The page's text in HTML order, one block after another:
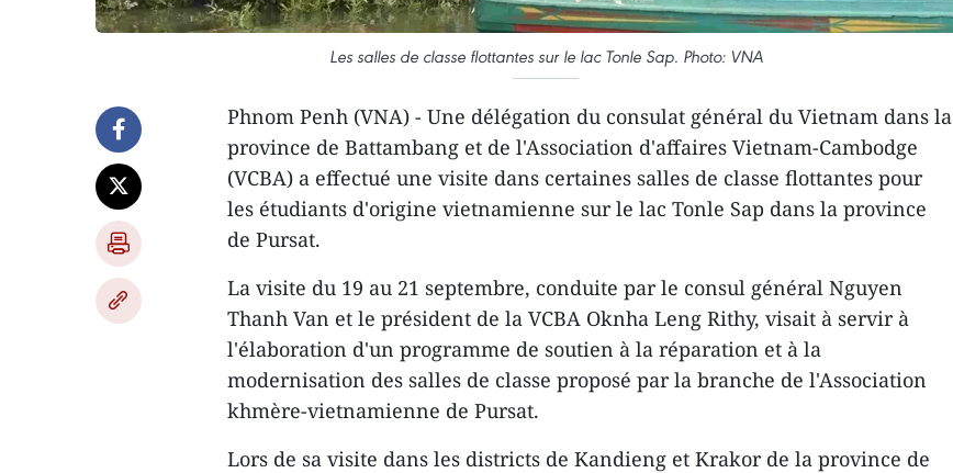
Les salles de classe flottantes sur le lac Tonle Sap. Photo: VNA
Phnom Penh (VNA) - Une délégation du consulat général du Vietnam dans la
province de Battambang et de l'Association d'affaires Vietnam-Cambodge
(VCBA) a effectué une visite dans certaines salles de classe flottantes pour
les étudiants d'origine vietnamienne sur le lac Tonle Sap dans la province
de Pursat.
La visite du 19 au 21 septembre, conduite par le consul général Nguyen
Thanh Van et le président de la VCBA Oknha Leng Rithy, visait à servir à
l'élaboration d'un programme de soutien à la réparation et à la
modernisation des salles de classe proposé par la branche de l'Association
khmère-vietnamienne de Pursat.
Lors de sa visite dans les districts de Kandieng et Krakor de la province de